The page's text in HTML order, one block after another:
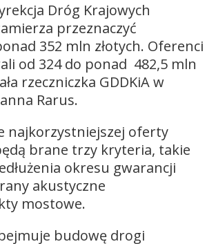
Dróg Krajowych
przeznaczyć
352 mln złotych. Oferenci
od 324 do ponad 482,5 mln
rzeczniczka GDDKiA w
Rarus.
najkorzystniejszej oferty
brane trzy kryteria, takie
okresu gwarancji
akustyczne
mostowe.
budowę drogi